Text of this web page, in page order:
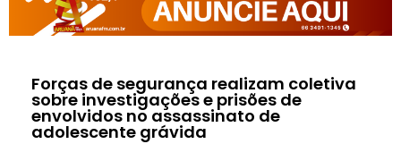
Forças de segurança realizam coletiva
sobre investigações e prisões de
envolvidos no assassinato de
adolescente grávida